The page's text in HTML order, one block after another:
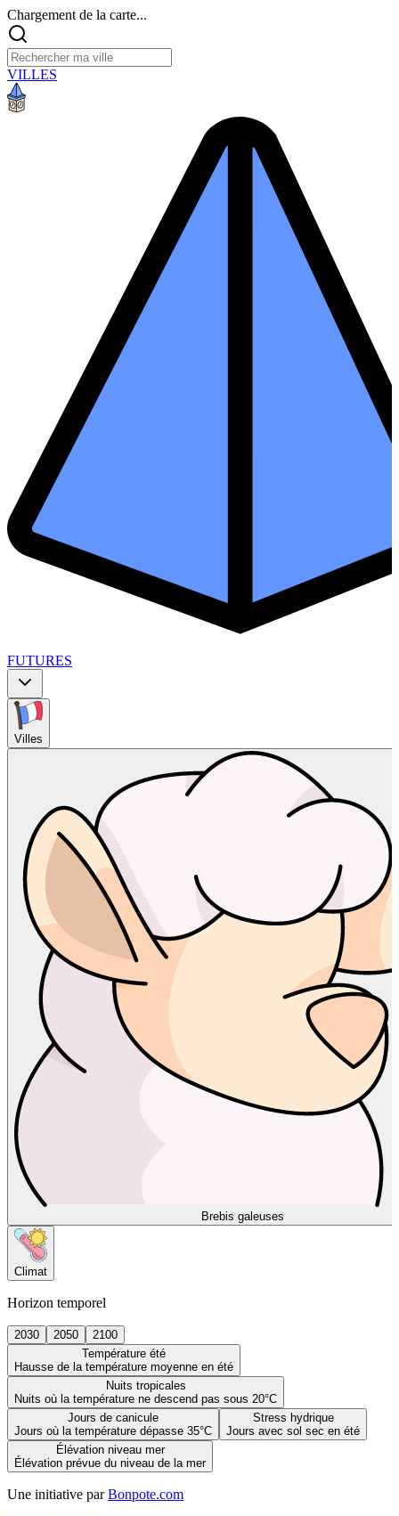
Chargement de la carte...
VILLES
FUTURES
Villes
Brebis galeuses
Climat
Horizon temporel
2030 2050
2100
Température été
Hausse de la température moyenne en été
Nuits tropicales
Nuits où la température ne descend pas sous 20°C
Jours de canicule
Jours où la température dépasse 35°C
Stress hydrique
Jours avec sol sec en été
Élévation niveau mer
Élévation prévue du niveau de la mer
Une initiative par Bonpote.com